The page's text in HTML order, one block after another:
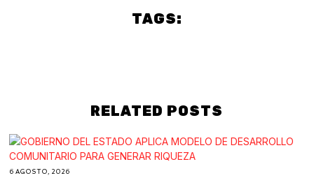
TAGS:
RELATED POSTS
6 AGOSTO, 2026